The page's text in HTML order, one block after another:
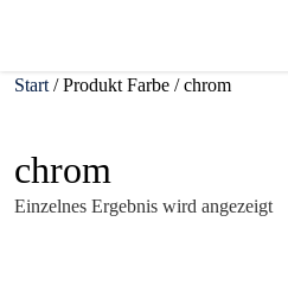
Start / Produkt Farbe / chrom
chrom
Einzelnes Ergebnis wird angezeigt